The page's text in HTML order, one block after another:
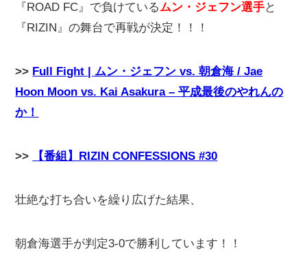
『ROAD FC』で負けているムン・ジェフン選手と
『RIZIN』の舞台で再戦が決定！！！
>> Full Fight | ムン・ジェフン vs. 朝倉海 / Jae
Hoon Moon vs. Kai Asakura – 平成最後のやれんの
か！
>> 【番組】RIZIN CONFESSIONS #30
壮絶な打ち合いを繰り広げた結果、
朝倉海選手が判定3-0で勝利しています！！